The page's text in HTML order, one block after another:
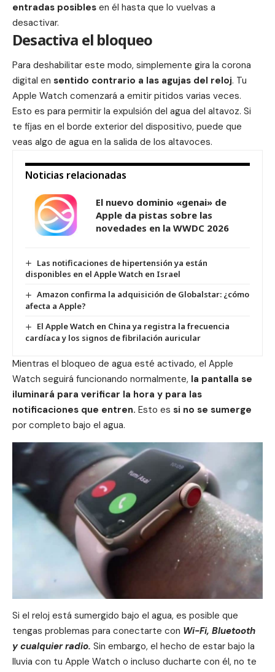
entradas posibles en él hasta que lo vuelvas a
desactivar.
Desactiva el bloqueo
Para deshabilitar este modo, simplemente gira la corona
digital en sentido contrario a las agujas del reloj. Tu
Apple Watch comenzará a emitir pitidos varias veces.
Esto es para permitir la expulsión del agua del altavoz. Si
te fijas en el borde exterior del dispositivo, puede que
veas algo de agua en la salida de los altavoces.
Noticias relacionadas
El nuevo dominio «genai» de
Apple da pistas sobre las
novedades en la WWDC 2026
Las notificaciones de hipertensión ya están
disponibles en el Apple Watch en Israel
Amazon confirma la adquisición de Globalstar: ¿cómo
afecta a Apple?
El Apple Watch en China ya registra la frecuencia
cardíaca y los signos de fibrilación auricular
Mientras el bloqueo de agua esté activado, el Apple
Watch seguirá funcionando normalmente, la pantalla se
iluminará para verificar la hora y para las
notificaciones que entren. Esto es si no se sumerge
por completo bajo el agua.
Si el reloj está sumergido bajo el agua, es posible que
tengas problemas para conectarte con Wi-Fi, Bluetooth
y cualquier radio. Sin embargo, el hecho de estar bajo la
lluvia con tu Apple Watch o incluso ducharte con él, no te